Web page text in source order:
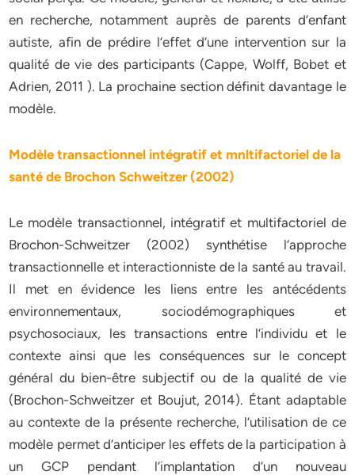
en recherche, notamment auprès de parents d’enfant
autiste, afin de prédire l’effet d’une intervention sur la
qualité de vie des participants (Cappe, Wolff, Bobet et
Adrien, 2011 ). La prochaine section définit davantage le
modèle.
Modèle transactionnel intégratif et mnltifactoriel de la
santé de Brochon Schweitzer (2002)
Le modèle transactionnel, intégratif et multifactoriel de
Brochon-Schweitzer (2002) synthétise l’approche
transactionnelle et interactionniste de la santé au travail.
Il met en évidence les liens entre les antécédents
environnementaux, sociodémographiques et
psychosociaux, les transactions entre l’individu et le
contexte ainsi que les conséquences sur le concept
général du bien-être subjectif ou de la qualité de vie
(Brochon-Schweitzer et Boujut, 2014). Étant adaptable
au contexte de la présente recherche, l’utilisation de ce
modèle permet d’anticiper les effets de la participation à
un GCP pendant l’implantation d’un nouveau